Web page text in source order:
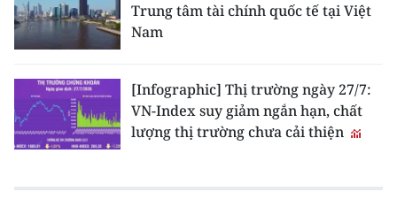
Trung tâm tài chính quốc tế tại Việt
Nam
[Infographic] Thị trường ngày 27/7:
VN-Index suy giảm ngắn hạn, chất
lượng thị trường chưa cải thiện